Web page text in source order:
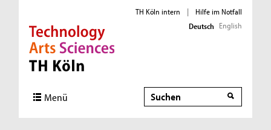
Direkt zur Hauptnavigation
Direkt zur Subnavigation
Direkt zum Inhalt
Direkt zum Fußbereich
TH Köln intern |
Hilfe im Notfall
Deutsch English
Menü Suche